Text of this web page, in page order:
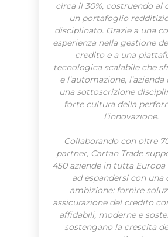
circa il 30%, costruendo al
un portafoglio
disciplinato. Grazie a una
esperienza nella gestione
credito e a una
tecnologica scalabile che
e l’automazione,
una sottoscrizione
forte cultura della
l’innovazione.
Collaborando con oltre
partner, Cartan Trade
450 aziende in tutta
ad espandersi con una
ambizione: fornire
assicurazione del credito
affidabili, moderne e
sostengano la crescita